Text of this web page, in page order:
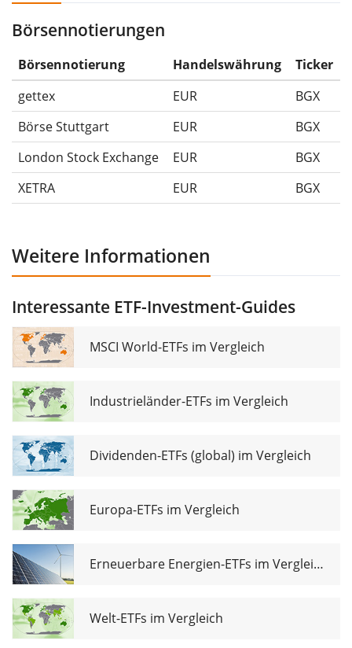
Die Wertentwicklungsangaben für ETFs beinhalten
Ausschüttungen (falls vorhanden).
Börsennotierungen
Börsennotierung Handelswährung
Ticker
gettex
EUR
BGX
Börse Stuttgart
EUR
BGX
London Stock Exchange
EUR
BGX
XETRA
EUR BGX
Weitere Informationen
Interessante ETF-Investment-Guides
MSCI World-ETFs im Vergleich
Industrieländer-ETFs im Vergleich
Dividenden-ETFs (global) im Vergleich
Europa-ETFs im Vergleich
Erneuerbare Energien-ETFs im Vergleich
Welt-ETFs im Vergleich